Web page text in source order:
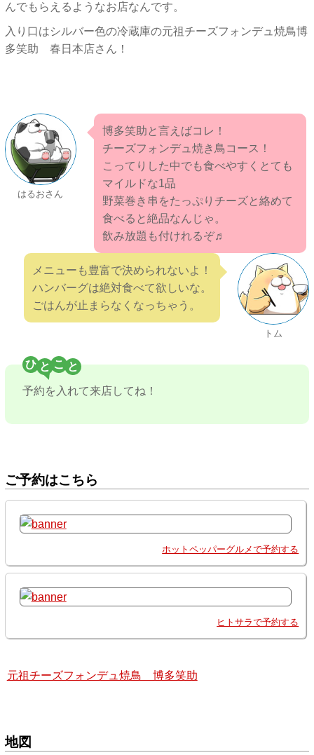
んでもらえるようなお店なんです。
入り口はシルバー色の冷蔵庫の元祖チーズフォンデュ焼鳥博
多笑助 春日本店さん！
はるおさん
博多笑助と言えばコレ！
チーズフォンデュ焼き鳥コース！
こってりした中でも食べやすくとても
マイルドな1品
野菜巻き串をたっぷりチーズと絡めて
食べると絶品なんじゃ。
飲み放題も付けれるぞ♬
トム
メニューも豊富で決められないよ！
ハンバーグは絶対食べて欲しいな。
ごはんが止まらなくなっちゃう。
ひ こ
予約を入れて来店してね！
ご予約はこちら
ホットペッパーグルメで予約する
ヒトサラで予約する
元祖チーズフォンデュ焼鳥 博多笑助
地図